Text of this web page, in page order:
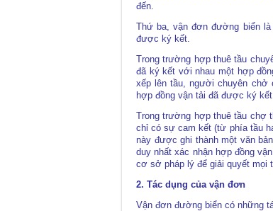
đến.
Thứ ba, vận đơn đường biển
được ký kết.
Trong trường hợp thuê tầu
đã ký kết với nhau một hợp
xếp lên tầu, người chuyên
hợp đồng vận tải đã được ký
Trong trường hợp thuê tầu chợ
chỉ có sự cam kết (từ phía tầu
này được ghi thành một văn
duy nhất xác nhận hợp đồng
cơ sở pháp lý để giải quyết mọi
2. Tác dụng của vận đơn
Vận đơn đường biển có những